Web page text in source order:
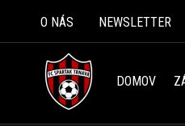
O NÁS NEWSLETTER
DOMOV